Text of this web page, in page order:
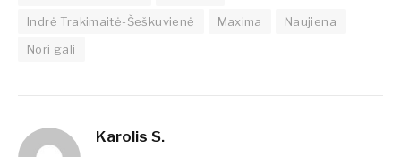
Indrė Trakimaitė-Šeškuvienė
Maxima
Naujiena
Nori gali
Karolis S.